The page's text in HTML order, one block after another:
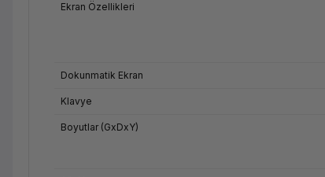
Ekran Özellikleri
Dokunmatik Ekran
Klavye
Boyutlar (GxDxY)